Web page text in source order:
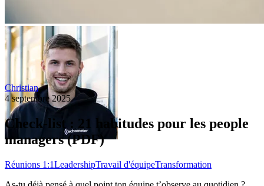
Christian
4 septembre 2025
Check-list : 21 habitudes pour les people
managers (PDF)
Réunions 1:1LeadershipTravail d'équipeTransformation